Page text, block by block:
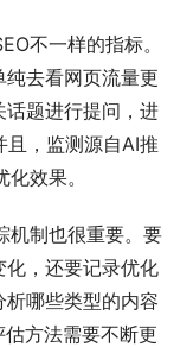
不一样的指标。
去看网页流量更
题进行提问，进
且，监测源自AI推
效果。
机制也很重要。要
，还要记录优化
哪些类型的内容
方法需要不断更